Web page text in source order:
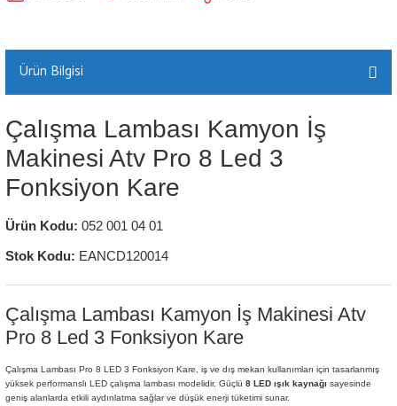
Ürün Bilgisi
Çalışma Lambası Kamyon İş
Makinesi Atv Pro 8 Led 3
Fonksiyon Kare
Ürün Kodu: 052 001 04 01
Stok Kodu: EANCD120014
Çalışma Lambası Kamyon İş Makinesi Atv
Pro 8 Led 3 Fonksiyon Kare
Çalışma Lambası Pro 8 LED 3 Fonksiyon Kare, iş ve dış mekan kullanımları için tasarlanmış
yüksek performanslı LED çalışma lambası modelidir. Güçlü 8 LED ışık kaynağı sayesinde
geniş alanlarda etkili aydınlatma sağlar ve düşük enerji tüketimi sunar.